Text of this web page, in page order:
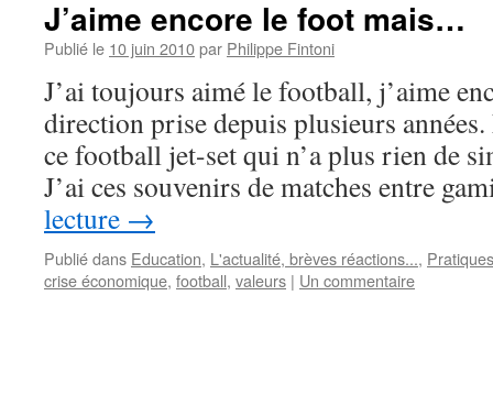
J’aime encore le foot mais…
Publié le 10 juin 2010par Philippe Fintoni
J’ai toujours aimé le football, j’aime
direction prise depuis plusieurs
ce football jet-set qui n’a plus rien de
J’ai ces souvenirs de matches entre
lecture →
Publié dans Education, L'actualité, brèves réactions...,
crise économique, football, valeurs | Un commentaire